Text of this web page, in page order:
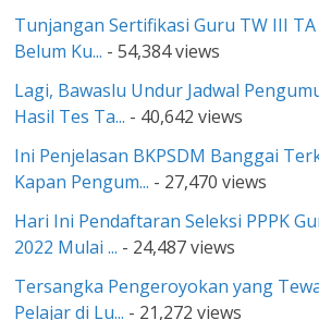
Tunjangan Sertifikasi Guru TW III TA
Belum Ku... - 54,384 views
Lagi, Bawaslu Undur Jadwal
Hasil Tes Ta... - 40,642 views
Ini Penjelasan BKPSDM Banggai
Kapan Pengum... - 27,470 views
Hari Ini Pendaftaran Seleksi PPPK
2022 Mulai ... - 24,487 views
Tersangka Pengeroyokan yang
Pelajar di Lu... - 21,272 views